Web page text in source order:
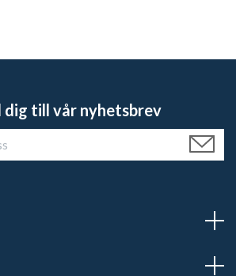
dig till vår nyhetsbrev